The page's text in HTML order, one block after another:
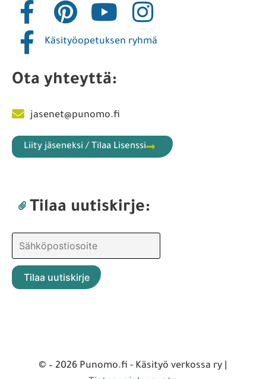
Käsityöopetuksen ryhmä
Ota yhteyttä:
jasenet@punomo.fi
Liity jäseneksi / Tilaa Lisenssi
Tilaa uutiskirje:
© – 2026 Punomo.fi - Käsityö verkossa ry |